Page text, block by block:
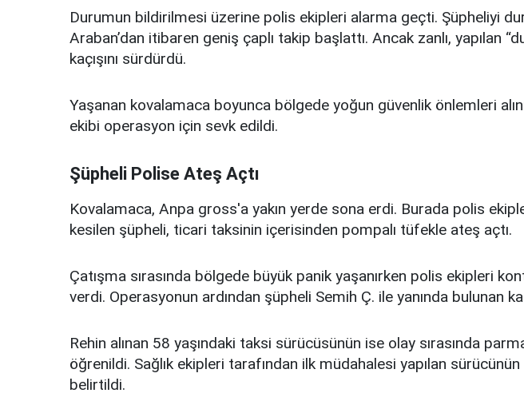
Durumun bildirilmesi üzerine polis ekipleri alarma geçti. Şüpheliyi
Araban’dan itibaren geniş çaplı takip başlattı. Ancak zanlı, yapılan
kaçışını sürdürdü.
Yaşanan kovalamaca boyunca bölgede yoğun güvenlik önlemleri
ekibi operasyon için sevk edildi.
Şüpheli Polise Ateş Açtı
Kovalamaca, Anpa gross'a yakın yerde sona erdi. Burada polis
kesilen şüpheli, ticari taksinin içerisinden pompalı tüfekle ateş açtı.
Çatışma sırasında bölgede büyük panik yaşanırken polis ekipleri
verdi. Operasyonun ardından şüpheli Semih Ç. ile yanında bulunan
Rehin alınan 58 yaşındaki taksi sürücüsünün ise olay sırasında
öğrenildi. Sağlık ekipleri tarafından ilk müdahalesi yapılan
belirtildi.